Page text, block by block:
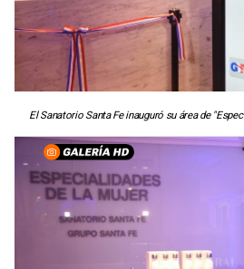
El Sanatorio Santa Fe inauguró su área de